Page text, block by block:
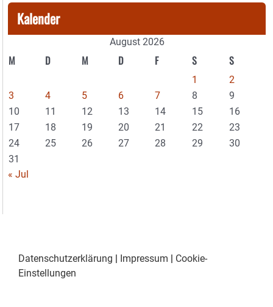
Kalender
August 2026
M D M D F S S
1
2
3
4 5 6 7 8
9
10
11 12 13 14 15
16
17
18 19 20 21 22
23
24
25 26 27 28 29
30
31
« Jul
Datenschutzerklärung Impressum
Cookie-
Einstellungen